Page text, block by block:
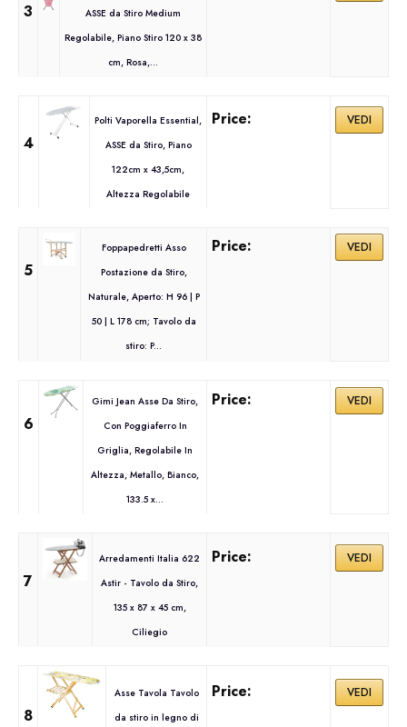
3
ASSE da Stiro Medium
Regolabile, Piano Stiro 120 x 38
cm, Rosa,...
4
Polti Vaporella Essential,
ASSE da Stiro, Piano
122cm x 43,5cm,
Altezza Regolabile
VEDI
5
Foppapedretti Asso
Postazione da Stiro,
Naturale, Aperto: H 96 | P
50 | L 178 cm; Tavolo da
stiro: P...
VEDI
6
Gimi Jean Asse Da Stiro,
Con Poggiaferro In
Griglia, Regolabile In
Altezza, Metallo, Bianco,
133.5 x...
VEDI
7
Arredamenti Italia 622
Astir - Tavolo da Stiro,
135 x 87 x 45 cm,
Ciliegio
VEDI
8
Asse Tavola Tavolo
da stiro in legno di
VEDI